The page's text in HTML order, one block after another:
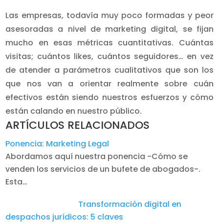
Las empresas, todavía muy poco formadas y peor
asesoradas a nivel de marketing digital, se fijan
mucho en esas métricas cuantitativas. Cuántas
visitas; cuántos likes, cuántos seguidores… en vez
de atender a parámetros cualitativos que son los
que nos van a orientar realmente sobre cuán
efectivos están siendo nuestros esfuerzos y cómo
están calando en nuestro público.
ARTÍCULOS RELACIONADOS
Ponencia: Marketing Legal
Abordamos aquí nuestra ponencia -Cómo se
venden los servicios de un bufete de abogados-.
Esta…
Transformación digital en
despachos jurídicos: 5 claves